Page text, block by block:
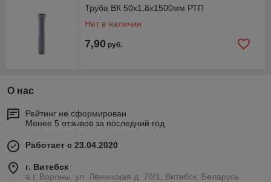
Труба ВК 50х1,8х1500мм РТП
Нет в наличии
7,90 руб.
О нас
Рейтинг не сформирован
Менее 5 отзывов за последний год
Работает с 23.04.2020
г. Витебск
а.г. Вороны, ул. Ленинская д. 70/1, Витебск, Беларусь